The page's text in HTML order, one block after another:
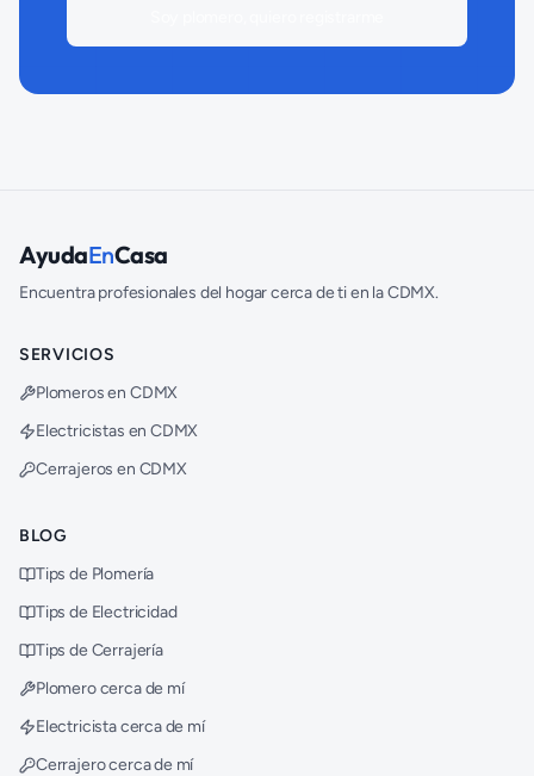
AyudaEnCasa
Encuentra profesionales del hogar cerca de ti en la CDMX.
SERVICIOS
Plomeros en CDMX
Electricistas en CDMX
Cerrajeros en CDMX
BLOG
Tips de Plomería
Tips de Electricidad
Tips de Cerrajería
Plomero cerca de mí
Electricista cerca de mí
Cerrajero cerca de mí